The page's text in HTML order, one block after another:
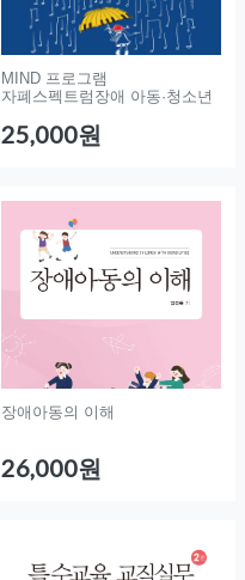
MIND 프로그램
자폐스펙트럼장애 아동·청소년
25,000원
장애아동의 이해
26,000원